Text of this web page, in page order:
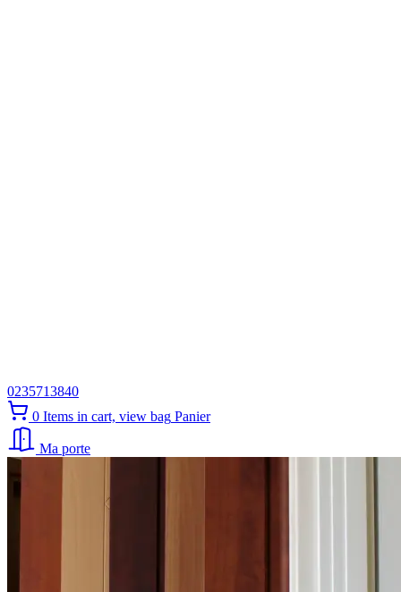
0235713840
0 Items in cart, view bag Panier
Ma porte